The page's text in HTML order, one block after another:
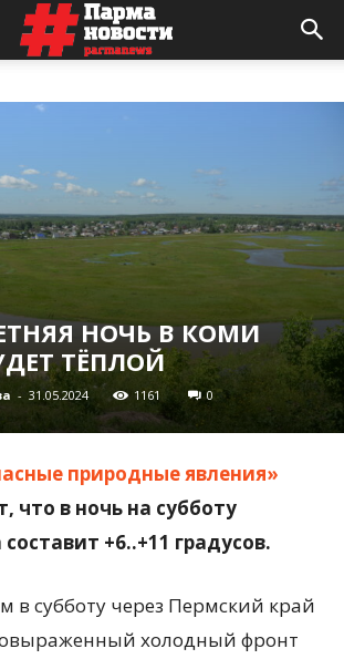
НОЧЬ В КОМИ
ТЁПЛОЙ
- 31.05.2024 1161 0
природные явления»
что в ночь на субботу
+6..+11 градусов.
в субботу через Пермский край
холодный фронт